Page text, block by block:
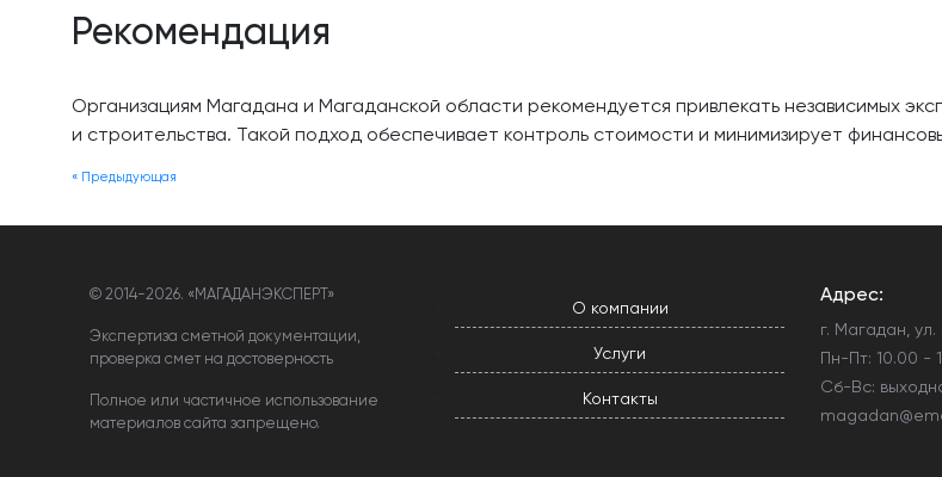
Рекомендация
Организациям Магадана и Магаданской области рекомендуется привлекать независимых
и строительства. Такой подход обеспечивает контроль стоимости и минимизирует
« Предыдующая
© 2014-2026. «МАГАДАНЭКСПЕРТ»
Экспертиза сметной документации,
проверка смет на достоверность
Полное или частичное использование
материалов сайта запрещено.
О компании
Услуги
Контакты
Адрес:
г. Магадан, ул.
Пн-Пт: 10.00 -
Сб-Вс: